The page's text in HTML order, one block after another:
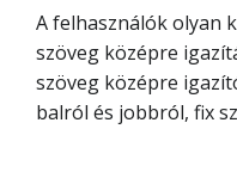
A felhasználók olyan
szöveg középre
szöveg középre
balról és jobbról, fix